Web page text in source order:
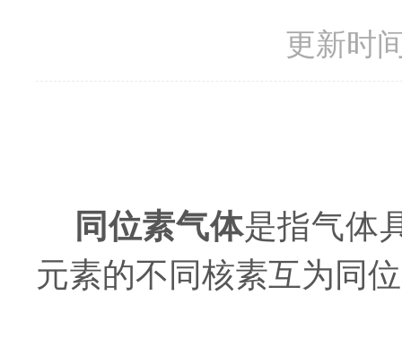
更新时
同位素气体是指气体
元素的不同核素互为同